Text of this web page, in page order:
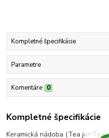
Kompletné špecifikácie
Parametre
Komentáre 0
Kompletné špecifikácie
Keramická nádoba (Tea jar/Tea